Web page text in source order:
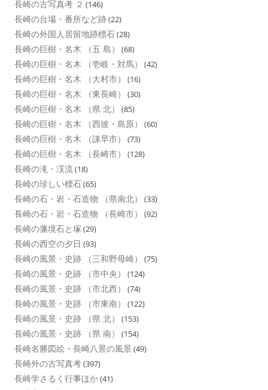
長崎の古写真考 ２ (146)
長崎の台場・番所など跡(22)
長崎の外国人居留地跡標石(28)
長崎の巨樹・名木 （五 島） (68)
長崎の巨樹・名木 （壱岐・対馬） (42)
長崎の巨樹・名木 （大村市） (16)
長崎の巨樹・名木 （東長崎） (30)
長崎の巨樹・名木 （県 北） (85)
長崎の巨樹・名木 （西彼・島原） (60)
長崎の巨樹・名木 （諌早市） (73)
長崎の巨樹・名木 （長崎市） (128)
長崎の滝・渓流(18)
長崎の珍しい標石(65)
長崎の石・岩・石造物 （県南北） (33)
長崎の石・岩・石造物 （長崎市） (92)
長崎の藩境石と塚 (29)
長崎の西空の夕日 (93)
長崎の風景・史跡 （三和野母崎） (75)
長崎の風景・史跡 （市中央） (124)
長崎の風景・史跡 （市北西） (74)
長崎の風景・史跡 （市東南） (122)
長崎の風景・史跡 （県 北） (153)
長崎の風景・史跡 （県 南） (154)
長崎名勝図絵・長崎八景の風景 (49)
長崎外の古写真考(397)
長崎学さるく行事ほか(41)